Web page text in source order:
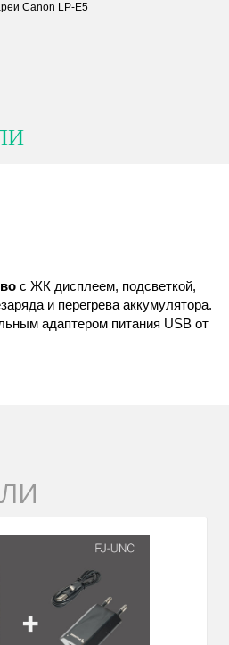
Canon LP-E5
c ЖК дисплеем, подсветкой,
и перегрева аккумулятора.
адаптером питания USB от